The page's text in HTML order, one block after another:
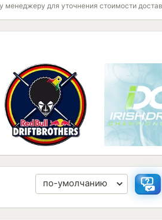
менеджеру для уточнения стоимости